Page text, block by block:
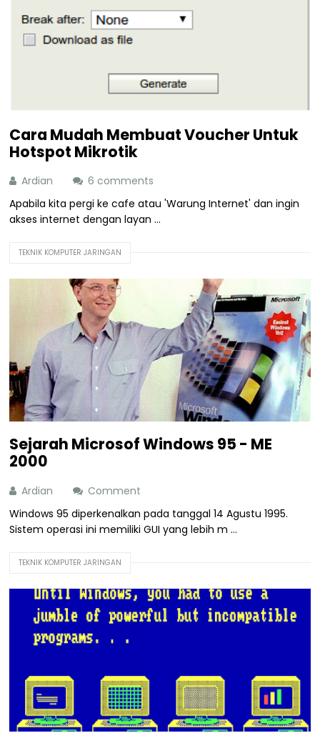
Cara Mudah Membuat Voucher Untuk
Hotspot Mikrotik
Ardian
6 comments
Apabila kita pergi ke cafe atau 'Warung Internet' dan ingin
akses internet dengan layan ...
TEKNIK KOMPUTER JARINGAN
Sejarah Microsof Windows 95 - ME
2000
Ardian
Comment
Windows 95 diperkenalkan pada tanggal 14 Agustu 1995.
Sistem operasi ini memiliki GUI yang lebih m ...
TEKNIK KOMPUTER JARINGAN